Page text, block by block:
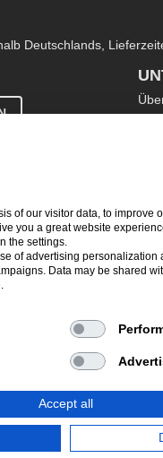
Deutschlands,
PRODUKTE
Performance
of our visitor data, to improve
you a great website
the settings.
of advertising personalization
Data may be shared
.
Accept all